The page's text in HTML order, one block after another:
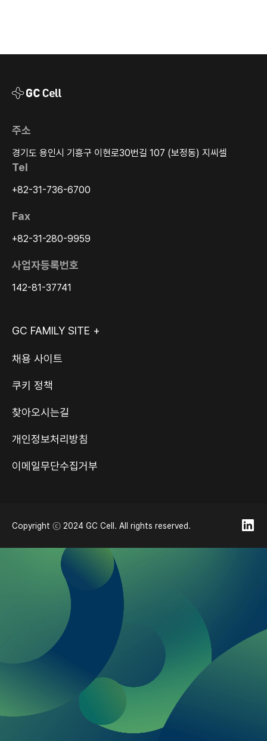
당사는 사이트 운영, 분석 등 웹사이트 방문자의 경험을
개선하기 위해 쿠키를 사용합니다.
거부
주소
경기도 용인시 기흥구 이현로30번길 107 (보정동) 지씨셀
Tel
+82-31-736-6700
Fax
+82-31-280-9959
사업자등록번호
142-81-37741
GC FAMILY SITE +
채용 사이트
쿠키 정책
찾아오시는길
개인정보처리방침
이메일무단수집거부
Copyright ⓒ 2024 GC Cell. All rights reserved.